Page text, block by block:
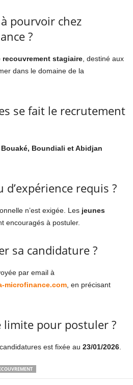
pourvoir chez
?
recouvrement stagiaire, destiné aux
dans le domaine de la
se fait le recrutement
Bouaké, Boundiali et Abidjan
requis ?
n’est exigée. Les jeunes
encouragés à postuler.
sa candidature ?
par email à
microfinance.com, en précisant
limite pour postuler ?
est fixée au 23/01/2026.